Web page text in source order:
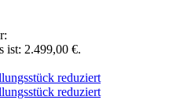
ist: 2.499,00 €.